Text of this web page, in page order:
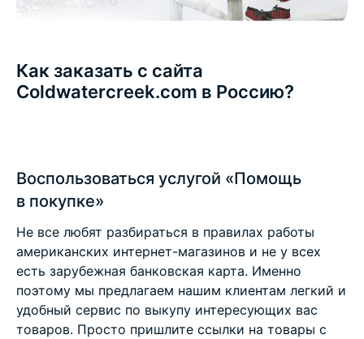
Как заказать с сайта
Coldwatercreek.com в Россию?
Воспользоваться услугой «Помощь
в покупке»
Не все любят разбираться в правилах работы
американских интернет-магазинов и не у всех
есть зарубежная банковская карта. Именно
поэтому мы предлагаем нашим клиентам легкий и
удобный сервис по выкупу интересующих вас
товаров. Просто пришлите ссылки на товары с